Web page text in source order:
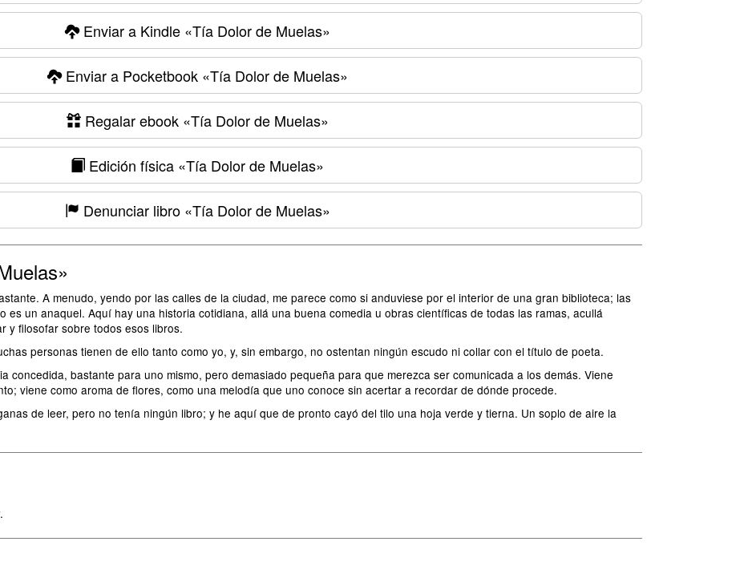
Enviar a Kindle«Tía Dolor de Muelas»
Enviar a Pocketbook«Tía Dolor de Muelas»
Regalar ebook«Tía Dolor de Muelas»
Edición física «Tía Dolor de Muelas»
Denunciar libro«Tía Dolor de Muelas»
A menudo, yendo por las calles de la ciudad, me parece como si anduviese por el interior de una gran biblioteca; las
es un anaquel. Aquí hay una historia cotidiana, allá una buena comedia u obras científicas de todas las ramas, acullá
y filosofar sobre todos esos libros.
personas tienen de ello tanto como yo, y, sin embargo, no ostentan ningún escudo ni collar con el título de poeta.
concedida, bastante para uno mismo, pero demasiado pequeña para que merezca ser comunicada a los demás. Viene
viene como aroma de flores, como una melodía que uno conoce sin acertar a recordar de dónde procede.
de leer, pero no tenía ningún libro; y he aquí que de pronto cayó del tilo una hoja verde y tierna. Un soplo de aire la
.